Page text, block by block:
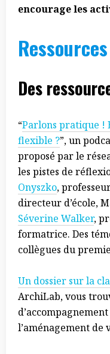
encourage les
Ressources
Des
“Parlons pratique !
flexible ?”, un
proposé par le
les pistes de
Onyszko,
directeur d’école,
Séverine Walker,
formatrice. Des
collègues du
Un dossier sur la
ArchiLab, vous
l’aménagement de